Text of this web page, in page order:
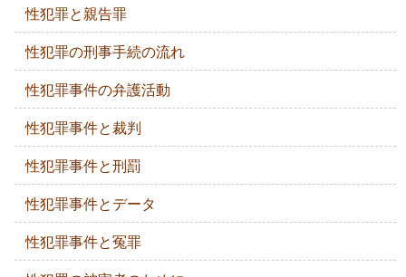
性犯罪と親告罪
性犯罪の刑事手続の流れ
性犯罪事件の弁護活動
性犯罪事件と裁判
性犯罪事件と刑罰
性犯罪事件とデータ
性犯罪事件と冤罪